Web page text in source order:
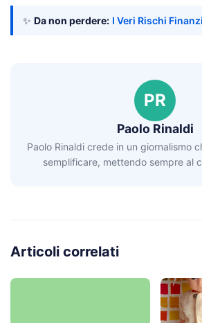
✨ Da non perdere: I Veri Rischi
PR
Paolo Rinaldi
Paolo Rinaldi crede in un giornalismo
semplificare, mettendo sempre al
Articoli correlati